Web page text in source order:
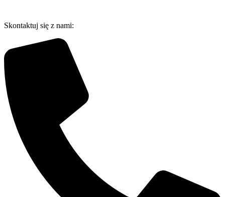
treści
Skontaktuj się z nami: